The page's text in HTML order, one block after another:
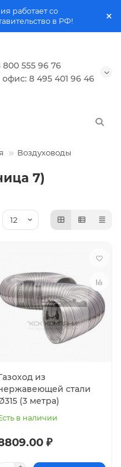
работает со
в РФ!
555 96 76
8 495 401 96 46
Воздуховоды
7)
из
стали
(3 метра)
в наличии
₽